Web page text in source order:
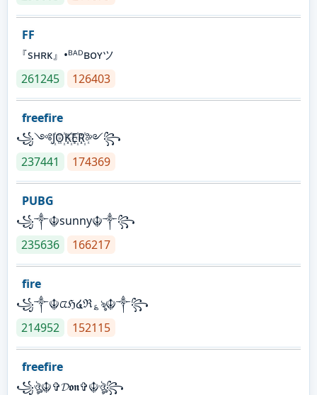
FF
『sʜʀᴋ』•ᴮᴬᴰʙᴏʏツ
261245
126403
freefire
꧁༺J꙰O꙰K꙰E꙰R꙰༻꧂
237441
174369
PUBG
꧁༒☬sunny☬༒꧂
235636
166217
fire
꧁༒☬ᤂℌ໔ℜ؏ৡ☬༒꧂
214952
152115
freefire
꧁ঔৣ☬✞𝓓𝖔𝖓✞☬ঔৣ꧂